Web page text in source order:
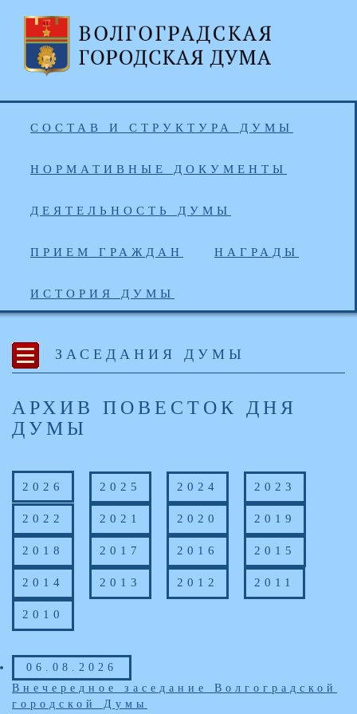
СОСТАВ И СТРУКТУРА ДУМЫ
НОРМАТИВНЫЕ ДОКУМЕНТЫ
ДЕЯТЕЛЬНОСТЬ ДУМЫ
ПРИЕМ ГРАЖДАН НАГРАДЫ
ИСТОРИЯ ДУМЫ
ЗАСЕДАНИЯ ДУМЫ
АРХИВ ПОВЕСТОК ДНЯ
ДУМЫ
2026 2025 2024 2023
2022 2021 2020 2019
2018 2017 2016 2015
2014 2013 2012 2011
2010
06.08.2026
Внечередное заседание Волгоградской
городской Думы